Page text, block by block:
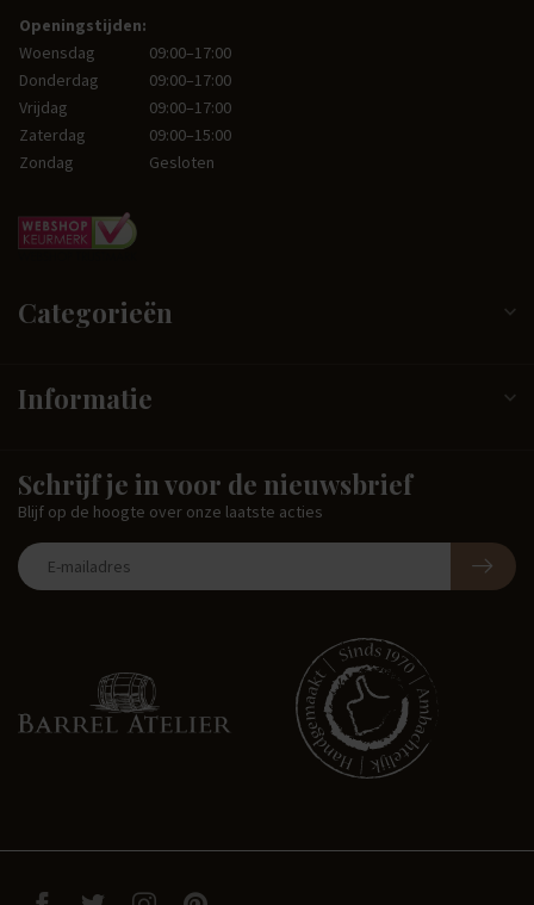
Openingstijden:
Woensdag
09:00–17:00
Donderdag
09:00–17:00
Vrijdag
09:00–17:00
Zaterdag
09:00–15:00
Zondag
Gesloten
Categorieën
Informatie
Schrijf je in voor de nieuwsbrief
Blijf op de hoogte over onze laatste acties